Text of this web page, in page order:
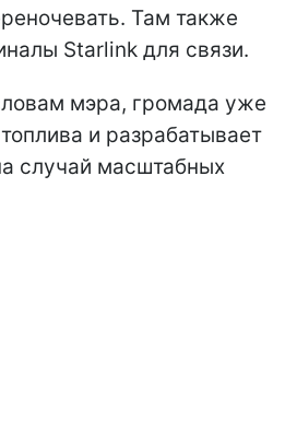
Там также
Starlink для связи.
мэра, громада уже
и разрабатывает
случай масштабных